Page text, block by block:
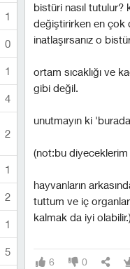
1
0
1
4
2
1
2
1
5
bistüri nasıl tutulur?
değiştirirken en çok
i̇natlaşırsanız o
ortam sıcaklığı ve
gibi değil.
unutmayın ki
(not:bu
hayvanların
tuttum ve iç
kalmak da iyi
6 0